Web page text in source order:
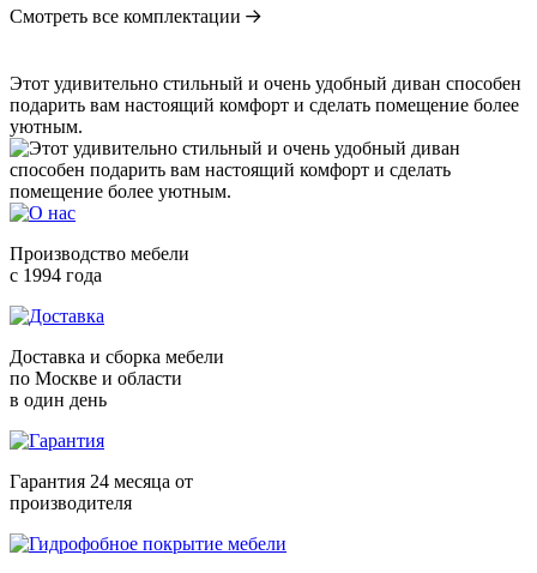
Смотреть все комплектации
Этот удивительно стильный и очень удобный диван способен
подарить вам настоящий комфорт и сделать помещение более
уютным.
Производство мебели
с 1994 года
Доставка и сборка мебели
по Москве и области
в один день
Гарантия 24 месяца от
производителя